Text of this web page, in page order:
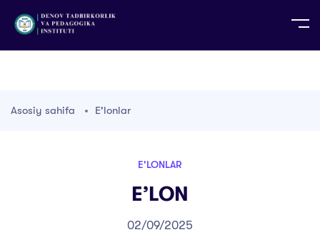
TG TR
Asosiy sahifa E'lonlar
E'LONLAR
E’LON
02/09/2025